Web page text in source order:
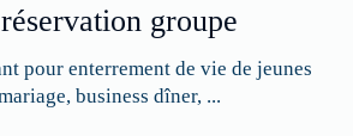
groupe
pour enterrement de vie de jeunes
business dîner, ...